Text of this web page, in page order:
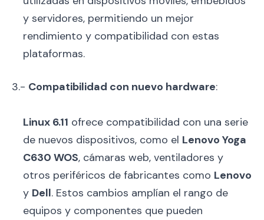
y servidores, permitiendo un mejor
rendimiento y compatibilidad con estas
plataformas.
3.- Compatibilidad con nuevo hardware:
Linux 6.11 ofrece compatibilidad con una serie
de nuevos dispositivos, como el Lenovo Yoga
C630 WOS, cámaras web, ventiladores y
otros periféricos de fabricantes como Lenovo
y Dell. Estos cambios amplían el rango de
equipos y componentes que pueden